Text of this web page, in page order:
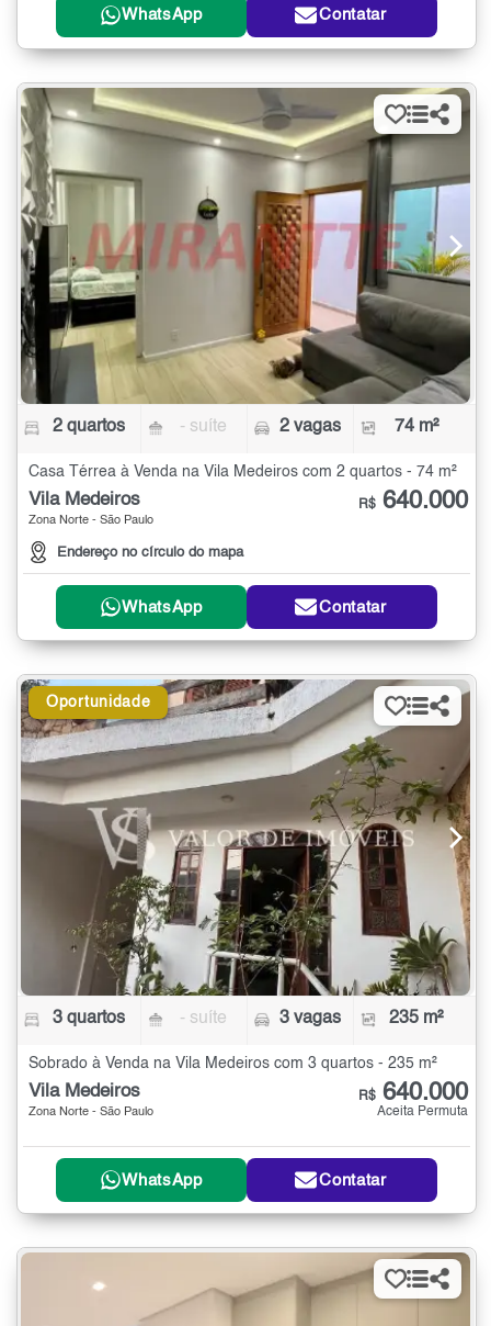
WhatsApp Contatar
2 quartos - suíte 2 vagas 74 m²
Casa Térrea à Venda na Vila Medeiros com 2 quartos - 74 m²
Vila Medeiros
Zona Norte - São Paulo
Endereço no círculo do mapa
R$ 640.000
WhatsApp Contatar
Oportunidade
3 quartos - suíte 3 vagas 235 m²
Sobrado à Venda na Vila Medeiros com 3 quartos - 235 m²
Vila Medeiros
Zona Norte - São Paulo
R$ 640.000
Aceita Permuta
WhatsApp Contatar